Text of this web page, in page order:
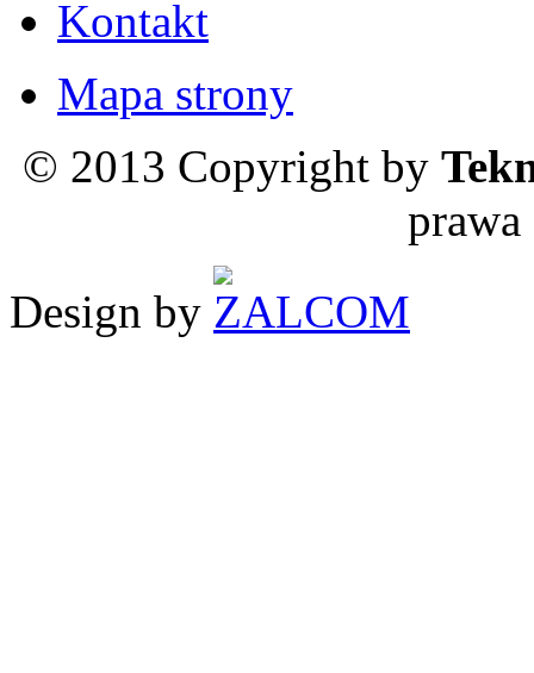
Kontakt
Mapa strony
© 2013 Copyright by
prawa
Design by